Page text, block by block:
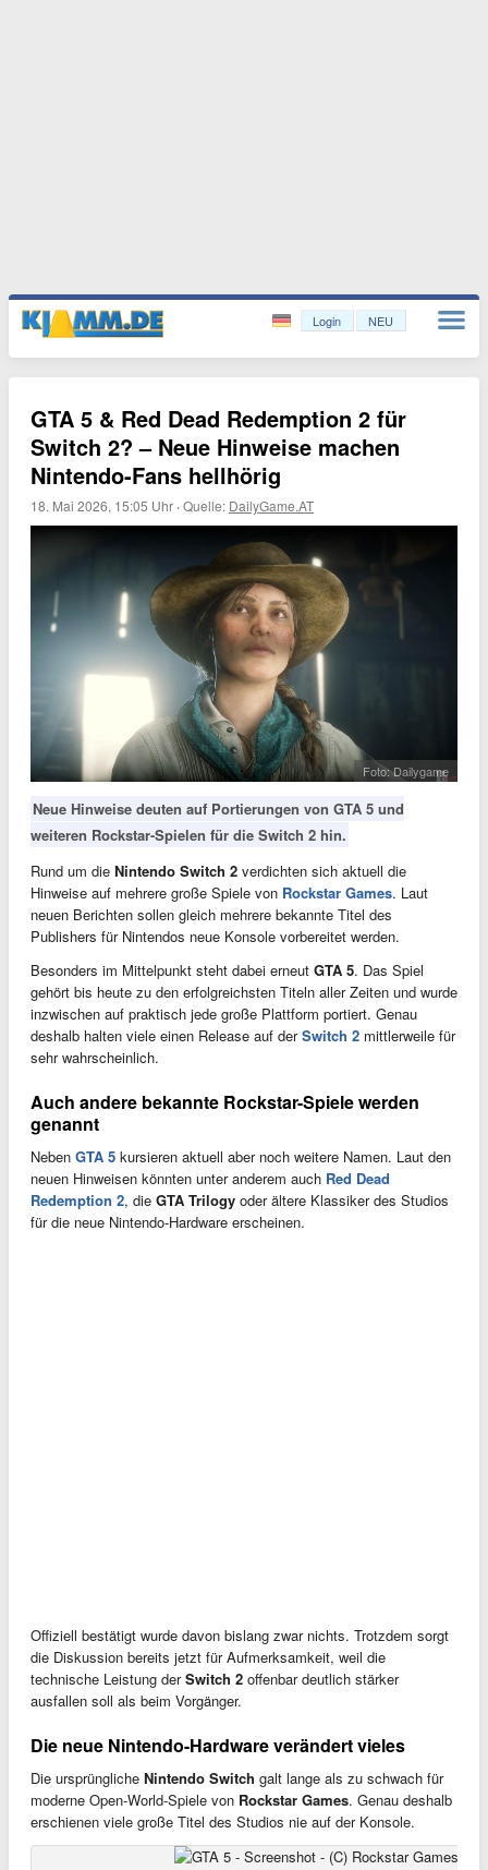
Login NEU
GTA 5 & Red Dead Redemption 2 für
Switch 2? – Neue Hinweise machen
Nintendo-Fans hellhörig
18. Mai 2026, 15:05 Uhr ·Quelle: DailyGame.AT
Foto: Dailygame
Neue Hinweise deuten auf Portierungen von GTA 5 und
weiteren Rockstar-Spielen für die Switch 2 hin.
Rund um die Nintendo Switch 2 verdichten sich aktuell die
Hinweise auf mehrere große Spiele von Rockstar Games. Laut
neuen Berichten sollen gleich mehrere bekannte Titel des
Publishers für Nintendos neue Konsole vorbereitet werden.
Besonders im Mittelpunkt steht dabei erneut GTA 5. Das Spiel
gehört bis heute zu den erfolgreichsten Titeln aller Zeiten und wurde
inzwischen auf praktisch jede große Plattform portiert. Genau
deshalb halten viele einen Release auf derSwitch 2 mittlerweile für
sehr wahrscheinlich.
Auch andere bekannte Rockstar-Spiele werden
genannt
Neben GTA 5 kursieren aktuell aber noch weitere Namen. Laut den
neuen Hinweisen könnten unter anderem auch Red Dead
Redemption 2, die GTA Trilogy oder ältere Klassiker des Studios
für die neue Nintendo-Hardware erscheinen.
Offiziell bestätigt wurde davon bislang zwar nichts. Trotzdem sorgt
die Diskussion bereits jetzt für Aufmerksamkeit, weil die
technische Leistung derSwitch 2 offenbar deutlich stärker
ausfallen soll als beim Vorgänger.
Die neue Nintendo-Hardware verändert vieles
Die ursprüngliche Nintendo Switch galt lange als zu schwach für
moderne Open-World-Spiele von Rockstar Games. Genau deshalb
erschienen viele große Titel des Studios nie auf der Konsole.